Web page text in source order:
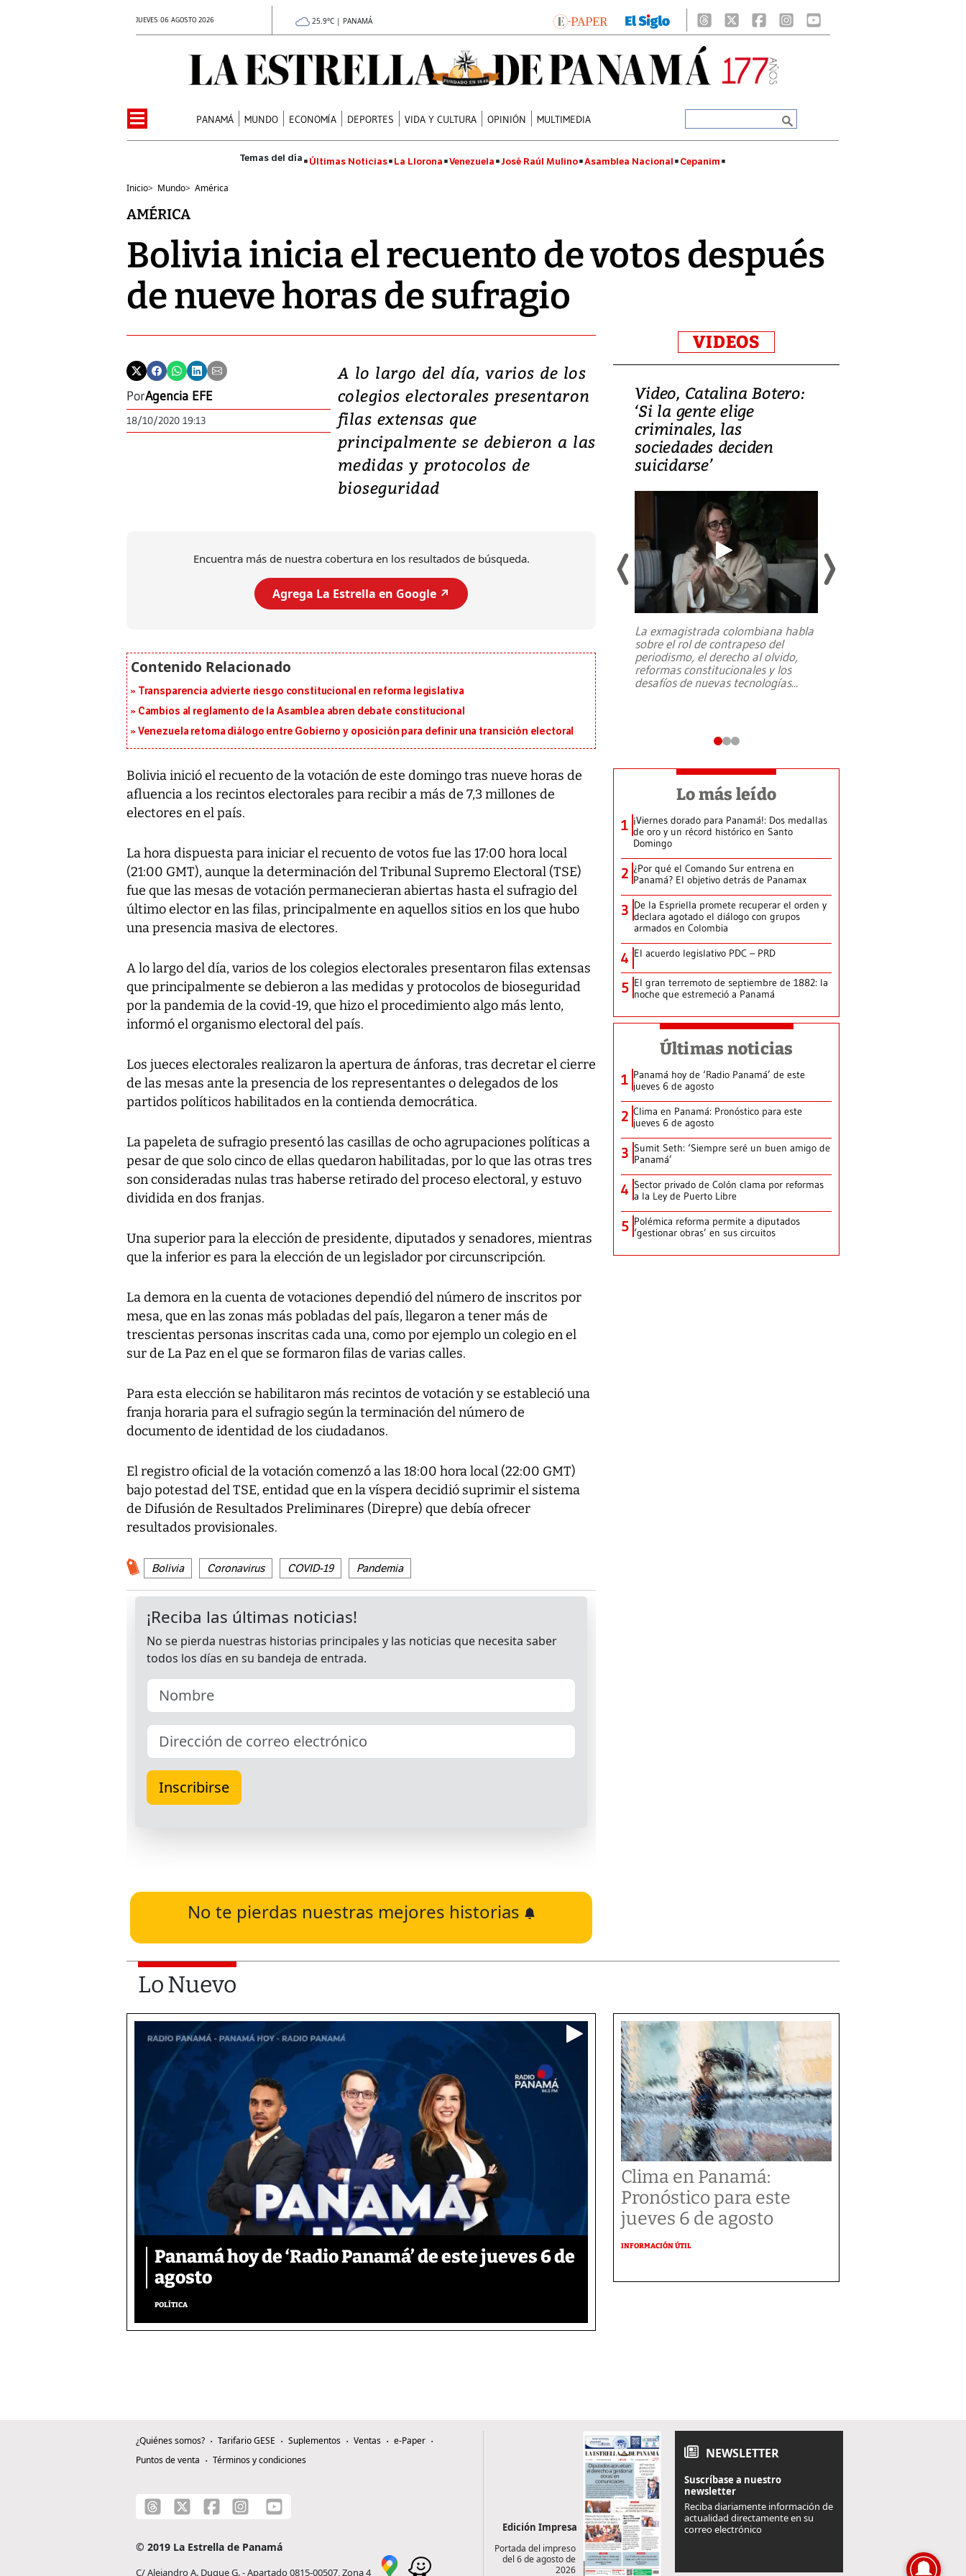
JUEVES 06 AGOSTO 2026 25.9°C | PANAMÁ
PANAMÁ MUNDO ECONOMÍA DEPORTES VIDA Y CULTURA OPINIÓN MULTIMEDIA
Últimas Noticias La Llorona Venezuela José Raúl Mulino Asamblea Nacional Cepanim
Inicio> Mundo> América
AMÉRICA
Bolivia inicia el recuento de votos después
de nueve horas de sufragio
PorAgencia EFE
18/10/2020 19:13
A lo largo del día, varios de los
colegios electorales presentaron
filas extensas que
principalmente se debieron a las
medidas y protocolos de
bioseguridad
Encuentra más de nuestra cobertura en los resultados de búsqueda.
Agrega La Estrella en Google ↗️
Transparencia advierte riesgo constitucional en reforma legislativa
Cambios al reglamento de la Asamblea abren debate constitucional
Venezuela retoma diálogo entre Gobierno y oposición para definir una transición electoral
Bolivia inició el recuento de la votación de este domingo tras nueve horas de
afluencia a los recintos electorales para recibir a más de 7,3 millones de
electores en el país.
La hora dispuesta para iniciar el recuento de votos fue las 17:00 hora local
(21:00 GMT), aunque la determinación del Tribunal Supremo Electoral (TSE)
fue que las mesas de votación permanecieran abiertas hasta el sufragio del
último elector en las filas, principalmente en aquellos sitios en los que hubo
una presencia masiva de electores.
A lo largo del día, varios de los colegios electorales presentaron filas extensas
que principalmente se debieron a las medidas y protocolos de bioseguridad
por la pandemia de la covid-19, que hizo el procedimiento algo más lento,
informó el organismo electoral del país.
Los jueces electorales realizaron la apertura de ánforas, tras decretar el cierre
de las mesas ante la presencia de los representantes o delegados de los
partidos políticos habilitados en la contienda democrática.
La papeleta de sufragio presentó las casillas de ocho agrupaciones políticas a
pesar de que solo cinco de ellas quedaron habilitadas, por lo que las otras tres
son consideradas nulas tras haberse retirado del proceso electoral, y estuvo
dividida en dos franjas.
Una superior para la elección de presidente, diputados y senadores, mientras
que la inferior es para la elección de un legislador por circunscripción.
La demora en la cuenta de votaciones dependió del número de inscritos por
mesa, que en las zonas más pobladas del país, llegaron a tener más de
trescientas personas inscritas cada una, como por ejemplo un colegio en el
sur de La Paz en el que se formaron filas de varias calles.
Para esta elección se habilitaron más recintos de votación y se estableció una
franja horaria para el sufragio según la terminación del número de
documento de identidad de los ciudadanos.
El registro oficial de la votación comenzó a las 18:00 hora local (22:00 GMT)
bajo potestad del TSE, entidad que en la víspera decidió suprimir el sistema
de Difusión de Resultados Preliminares (Direpre) que debía ofrecer
resultados provisionales.
Bolivia Coronavirus COVID-19 Pandemia
No te pierdas nuestras mejores historias
VIDEOS
Video, Japón: Terremoto
deja heridos y graves
daños en Kumamoto
Un fuerte terremoto de magnitud
7,1 se registró este martes 28 de
Video, Catalina Botero:
‘Si la gente elige
criminales, las
sociedades deciden
suicidarse’
La exmagistrada colombiana habla
sobre el rol de contrapeso del
periodismo, el derecho al olvido,
reformas constitucionales y los
desafíos de nuevas tecnologías...
Lo más leído
1 ¡Viernes dorado para Panamá!: Dos medallas
de oro y un récord histórico en Santo
Domingo
2 ¿Por qué el Comando Sur entrena en
Panamá? El objetivo detrás de Panamax
3 De la Espriella promete recuperar el orden y
declara agotado el diálogo con grupos
armados en Colombia
4 El acuerdo legislativo PDC – PRD
5 El gran terremoto de septiembre de 1882: la
noche que estremeció a Panamá
Últimas noticias
1 Panamá hoy de ‘Radio Panamá’ de este
jueves 6 de agosto
2 Clima en Panamá: Pronóstico para este
jueves 6 de agosto
3 Sumit Seth: ‘Siempre seré un buen amigo de
Panamá’
4 Sector privado de Colón clama por reformas
a la Ley de Puerto Libre
5 Polémica reforma permite a diputados
‘gestionar obras’ en sus circuitos
Lo Nuevo
Panamá hoy de ‘Radio Panamá’ de este jueves 6 de
agosto
POLÍTICA
Clima en Panamá:
Pronóstico para este
jueves 6 de agosto
INFORMACIÓN ÚTIL
¿Quiénes somos? Tarifario GESE Suplementos Ventas
e-Paper
Puntos de venta
Términos y condiciones
© 2019 La Estrella de Panamá
C/ Alejandro A. Duque G. - Apartado 0815-00507, Zona 4
Edición Impresa
Portada del impreso
del 6 de agosto de
2026
NEWSLETTER
Suscríbase a nuestro
newsletter
Reciba diariamente información de
actualidad directamente en su
correo electrónico